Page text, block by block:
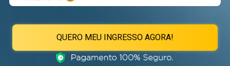
QUERO MEU INGRESSO AGORA!